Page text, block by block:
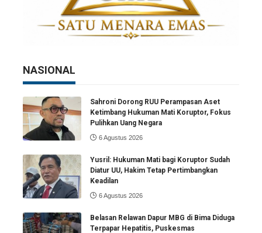
NASIONAL
Sahroni Dorong RUU Perampasan Aset
Ketimbang Hukuman Mati Koruptor, Fokus
Pulihkan Uang Negara
6 Agustus 2026
Yusril: Hukuman Mati bagi Koruptor Sudah
Diatur UU, Hakim Tetap Pertimbangkan
Keadilan
6 Agustus 2026
Belasan Relawan Dapur MBG di Bima Diduga
Terpapar Hepatitis, Puskesmas